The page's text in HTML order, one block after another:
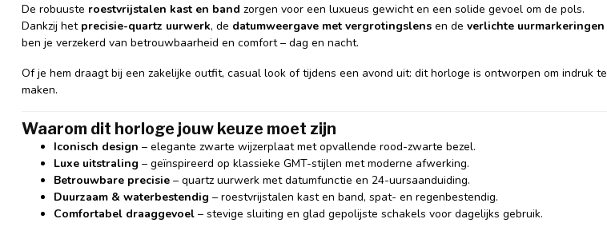
De robuuste roestvrijstalen kast en band zorgen voor een luxueus gewicht en een solide gevoel om de pols.
Dankzij het precisie-quartz uurwerk, de datumweergave met vergrotingslens en de verlichte uurmarkeringen
ben je verzekerd van betrouwbaarheid en comfort – dag en nacht.
Of je hem draagt bij een zakelijke outfit, casual look of tijdens een avond uit: dit horloge is ontworpen om indruk te
maken.
Waarom dit horloge jouw keuze moet zijn
Iconisch design – elegante zwarte wijzerplaat met opvallende rood-zwarte bezel.
Luxe uitstraling – geïnspireerd op klassieke GMT-stijlen met moderne afwerking.
Betrouwbare precisie – quartz uurwerk met datumfunctie en 24-uursaanduiding.
Duurzaam & waterbestendig – roestvrijstalen kast en band, spat- en regenbestendig.
Comfortabel draaggevoel – stevige sluiting en glad gepolijste schakels voor dagelijks gebruik.